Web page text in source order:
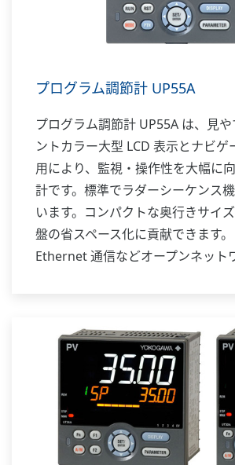
プログラム調節計 UP55A
プログラム調節計 UP55A は、見
ントカラー大型 LCD 表示とナビゲ
用により、監視・操作性を大幅に
計です。標準でラダーシーケンス
います。コンパクトな奥行きサイ
盤の省スペース化に貢献できます。
Ethernet 通信などオープンネット